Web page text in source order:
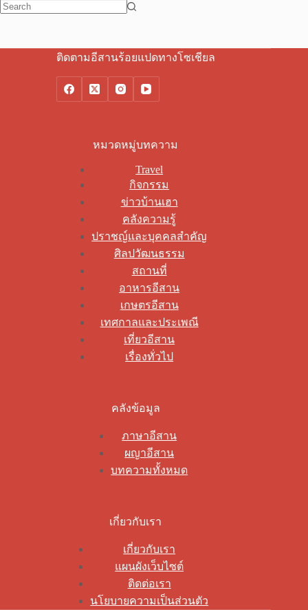
ติดตามอีสานร้อยแปดทางโซเชียล
หมวดหมู่บทความ
Travel
กิจกรรม
ข่าวบ้านเฮา
คลังความรู้
ปราชญ์และบุคคลสำคัญ
ศิลปวัฒนธรรม
สถานที่
อาหารอีสาน
เกษตรอีสาน
เทศกาลและประเพณี
เที่ยวอีสาน
เรื่องทั่วไป
คลังข้อมูล
ภาษาอีสาน
ผญาอีสาน
บทความทั้งหมด
เกี่ยวกับเรา
เกี่ยวกับเรา
แผนผังเว็บไซต์
ติดต่อเรา
นโยบายความเป็นส่วนตัว